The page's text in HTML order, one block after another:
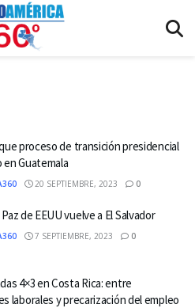
proceso de transición presidencial
Guatemala
20 SEPTIEMBRE, 2023 0
de EEUU vuelve a El Salvador
7 SEPTIEMBRE, 2023 0
4×3 en Costa Rica: entre
laborales y precarización del empleo